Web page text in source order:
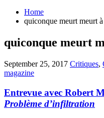
Home
quiconque meurt meurt
quiconque meurt
September 25, 2017 Critiques,
magazine
Entrevue avec Robert
Problème d’infiltration